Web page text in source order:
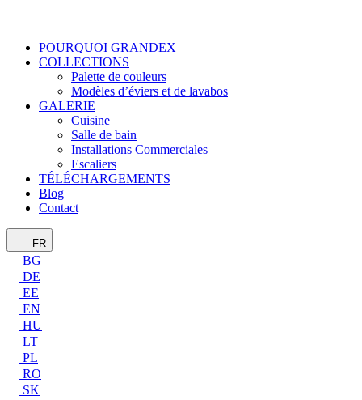
POURQUOI GRANDEX
COLLECTIONS
Palette de couleurs
Modèles d’éviers et de lavabos
GALERIE
Cuisine
Salle de bain
Installations Commerciales
Escaliers
TÉLÉCHARGEMENTS
Blog
Contact
FR
BG
DE
EE
EN
HU
LT
PL
RO
SK